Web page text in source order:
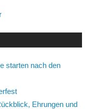
starten nach den
Ehrungen und